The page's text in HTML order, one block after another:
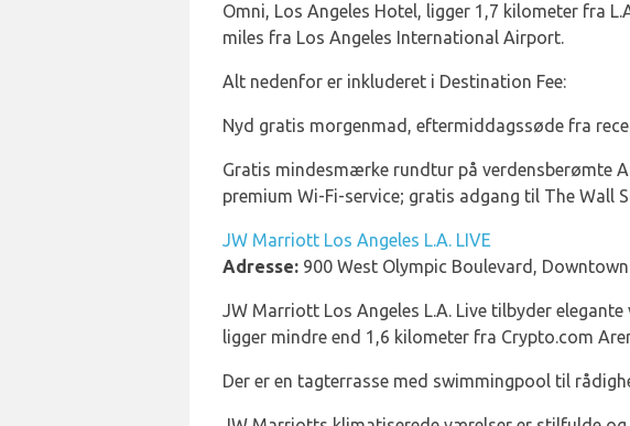
Omni, Los Angeles Hotel, ligger 1,7 kilometer fra
miles fra Los Angeles International Airport.
Alt nedenfor er inkluderet i Destination Fee:
Nyd gratis morgenmad, eftermiddagssøde fra
Gratis mindesmærke rundtur på verdensberømte
premium Wi-Fi-service; gratis adgang til The Wall
JW Marriott Los Angeles L.A. LIVE
Adresse: 900 West Olympic Boulevard,
JW Marriott Los Angeles L.A. Live tilbyder
ligger mindre end 1,6 kilometer fra Crypto.com
Der er en tagterrasse med swimmingpool til